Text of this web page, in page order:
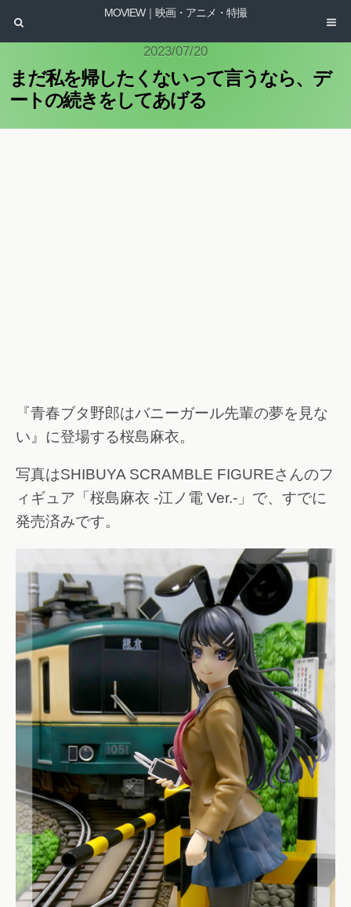
MOVIEW｜映画・アニメ・特撮
2023/07/20
まだ私を帰したくないって言うなら、デ
ートの続きをしてあげる
『青春ブタ野郎はバニーガール先輩の夢を見な
い』に登場する桜島麻衣。
写真はSHIBUYA SCRAMBLE FIGUREさんのフ
ィギュア「桜島麻衣 -江ノ電 Ver.-」で、すでに
発売済みです。